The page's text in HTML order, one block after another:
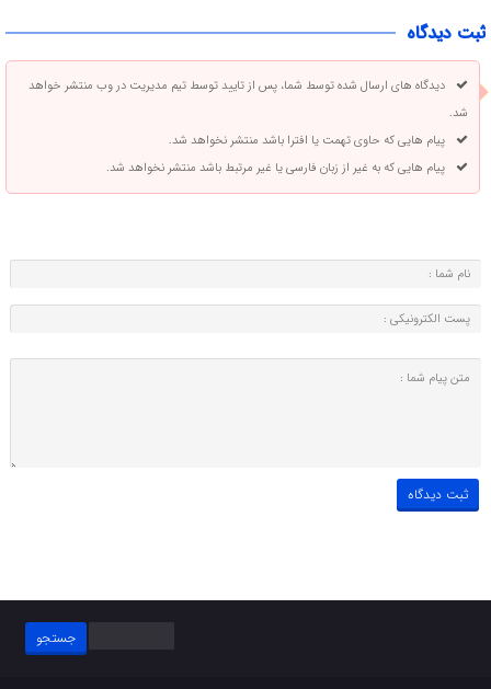
ثبت دیدگاه
دیدگاه های ارسال شده توسط شما، پس از تایید توسط تیم مدیریت در وب منتشر خواهد
شد.
پیام هایی که حاوی تهمت یا افترا باشد منتشر نخواهد شد.
پیام هایی که به غیر از زبان فارسی یا غیر مرتبط باشد منتشر نخواهد شد.
جستجو
برای: